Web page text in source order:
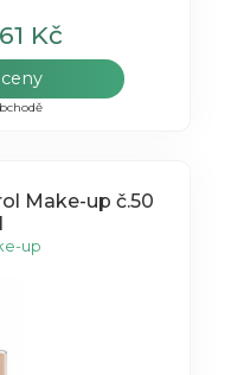
Kč
Make-up č.50
up